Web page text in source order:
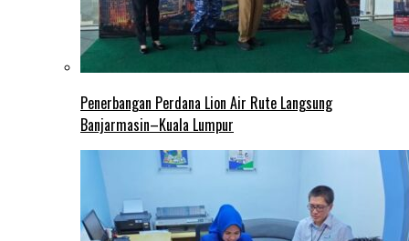
Penerbangan Perdana Lion Air Rute Langsung
Banjarmasin–Kuala Lumpur